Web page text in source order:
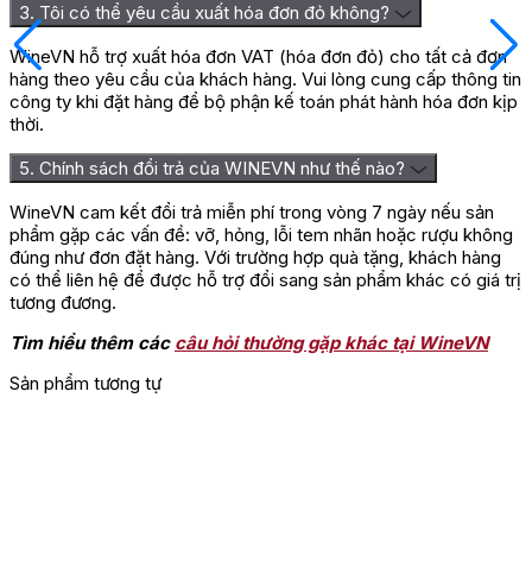
3. Tôi có thể yêu cầu xuất hóa đơn đỏ không?
WineVN hỗ trợ xuất hóa đơn VAT (hóa đơn đỏ) cho tất cả đơn
hàng theo yêu cầu của khách hàng. Vui lòng cung cấp thông tin
công ty khi đặt hàng để bộ phận kế toán phát hành hóa đơn kịp
thời.
5. Chính sách đổi trả của WINEVN như thế nào?
WineVN cam kết đổi trả miễn phí trong vòng 7 ngày nếu sản
phẩm gặp các vấn đề: vỡ, hỏng, lỗi tem nhãn hoặc rượu không
đúng như đơn đặt hàng. Với trường hợp quà tặng, khách hàng
có thể liên hệ để được hỗ trợ đổi sang sản phẩm khác có giá trị
tương đương.
Tìm hiểu thêm các câu hỏi thường gặp khác tại WineVN
Sản phẩm tương tự